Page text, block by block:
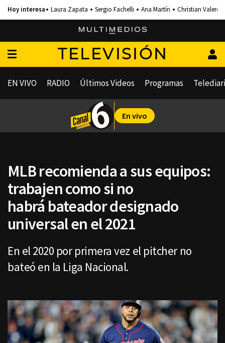
Laura Zapata Sergio Fachelli Ana Martín Christian Valero
TELEVISIÓN
EN VIVO RADIO Últimos Videos Programas
En vivo
MLB recomienda a sus equipos:
trabajen como si no
habrá bateador designado
universal en el 2021
En el 2020 por primera vez el pitcher no
bateó en la Liga Nacional.